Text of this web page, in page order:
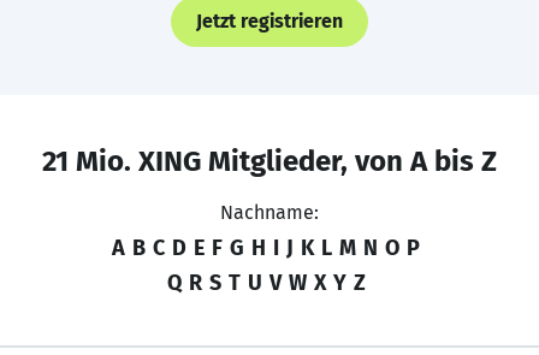
Jetzt registrieren
21 Mio. XING Mitglieder, von A bis Z
Nachname:
A B C D E F G H I J K L M N O P
Q R S T U V W X Y Z